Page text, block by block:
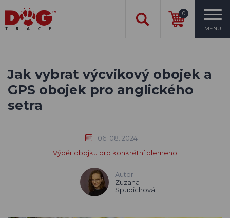
0
MENU
Jak vybrat výcvikový obojek a
GPS obojek pro anglického
setra
06. 08. 2024
Výběr obojku pro konkrétní plemeno
Autor
Zuzana
Spudichová